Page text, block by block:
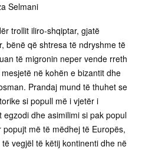
Selmani
trollit iliro-shqiptar, gjatë
bënë që shtresa të ndryshme të
të migronin neper vende rreth
në kohën e bizantit dhe
Prandaj mund të thuhet se
si popull më i vjetër i
dhe asimilimi si pak popul
më të mëdhej të Europës,
vegjël të këtij kontinenti dhe në